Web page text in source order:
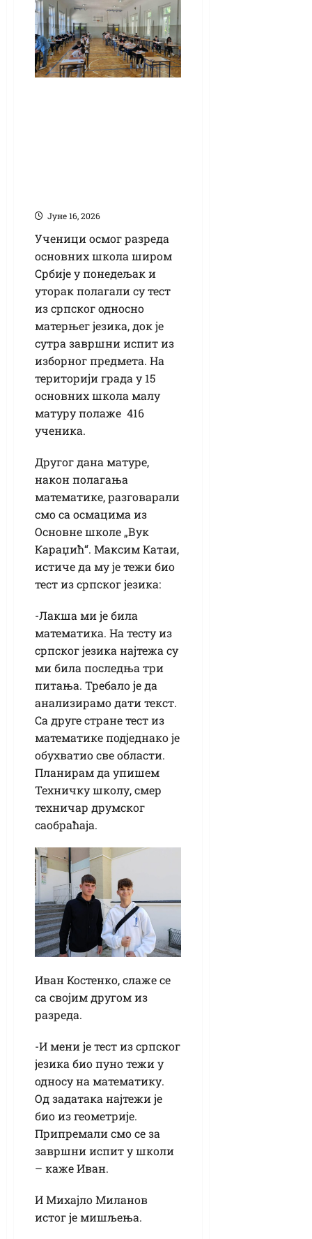
Јуне 16, 2026
Ученици осмог разреда
основних школа широм
Србије у понедељак и
уторак полагали су тест
из српског односно
матерњег језика, док је
сутра завршни испит из
изборног предмета. На
територији града у 15
основних школа малу
матуру полаже 416
ученика.
Другог дана матуре,
након полагања
математике, разговарали
смо са осмацима из
Основне школе „Вук
Караџић“. Максим Катаи,
истиче да му је тежи био
тест из српског језика:
-Лакша ми је била
математика. На тесту из
српског језика најтежа су
ми била последња три
питања. Требало је да
анализирамо дати текст.
Са друге стране тест из
математике подједнако је
обухватио све области.
Планирам да упишем
Техничку школу, смер
техничар друмског
саобраћаја.
Иван Костенко, слаже се
са својим другом из
разреда.
-И мени је тест из српског
језика био пуно тежи у
односу на математику.
Од задатака најтежи је
био из геометрије.
Припремали смо се за
завршни испит у школи
– каже Иван.
И Михајло Миланов
истог је мишљења.